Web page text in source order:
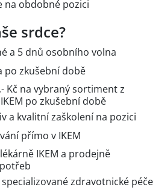
na obdobné pozici
srdce?
a 5 dnů osobního volna
po zkušební době
Kč na vybraný sortiment z
po zkušební době
a kvalitní zaškolení na pozici
přímo v IKEM
IKEM a prodejně
zdravotnické péče